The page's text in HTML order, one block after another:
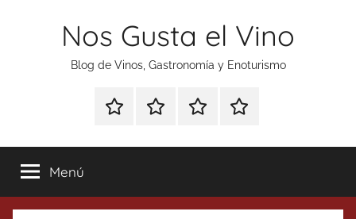
Nos Gusta el Vino
Blog de Vinos, Gastronomía y Enoturismo
Especial
Tonics
Enoturismo
Gastronomía
RankingContacto
Menú